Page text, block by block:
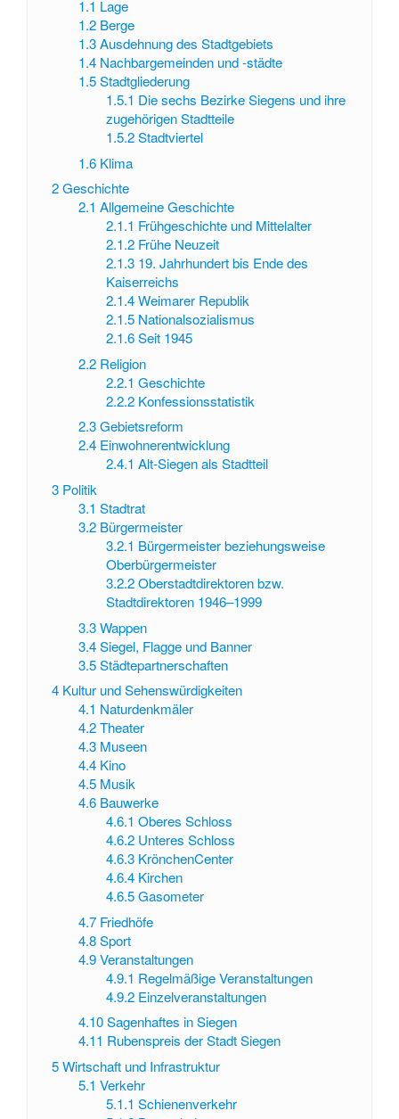
1.1 Lage
1.2 Berge
1.3 Ausdehnung des Stadtgebiets
1.4 Nachbargemeinden und -städte
1.5 Stadtgliederung
1.5.1 Die sechs Bezirke Siegens und ihre
zugehörigen Stadtteile
1.5.2 Stadtviertel
1.6 Klima
2Geschichte
2.1 Allgemeine Geschichte
2.1.1 Frühgeschichte und Mittelalter
2.1.2 Frühe Neuzeit
2.1.3 19. Jahrhundert bis Ende des
Kaiserreichs
2.1.4 Weimarer Republik
2.1.5 Nationalsozialismus
2.1.6 Seit 1945
2.2 Religion
2.2.1 Geschichte
2.2.2 Konfessionsstatistik
2.3 Gebietsreform
2.4 Einwohnerentwicklung
2.4.1 Alt-Siegen als Stadtteil
3 Politik
3.1 Stadtrat
3.2 Bürgermeister
3.2.1 Bürgermeister beziehungsweise
Oberbürgermeister
3.2.2 Oberstadtdirektoren bzw.
Stadtdirektoren 1946–1999
3.3 Wappen
3.4 Siegel, Flagge und Banner
3.5 Städtepartnerschaften
4 Kultur und Sehenswürdigkeiten
4.1 Naturdenkmäler
4.2 Theater
4.3 Museen
4.4 Kino
4.5 Musik
4.6 Bauwerke
4.6.1 Oberes Schloss
4.6.2 Unteres Schloss
4.6.3 KrönchenCenter
4.6.4 Kirchen
4.6.5 Gasometer
4.7 Friedhöfe
4.8 Sport
4.9 Veranstaltungen
4.9.1 Regelmäßige Veranstaltungen
4.9.2 Einzelveranstaltungen
4.10 Sagenhaftes in Siegen
4.11 Rubenspreis der Stadt Siegen
5Wirtschaft und Infrastruktur
5.1 Verkehr
5.1.1 Schienenverkehr